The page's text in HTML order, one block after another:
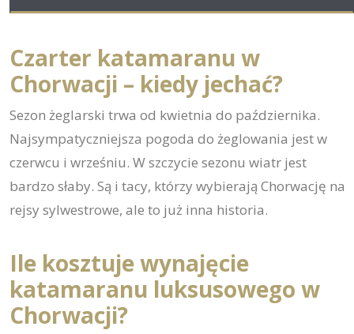
Czarter katamaranu w
Chorwacji – kiedy jechać?
Sezon żeglarski trwa od kwietnia do października.
Najsympatyczniejsza pogoda do żeglowania jest w
czerwcu i wrześniu. W szczycie sezonu wiatr jest
bardzo słaby. Są i tacy, którzy wybierają Chorwację na
rejsy sylwestrowe, ale to już inna historia.
Ile kosztuje wynajęcie
katamaranu luksusowego w
Chorwacji?